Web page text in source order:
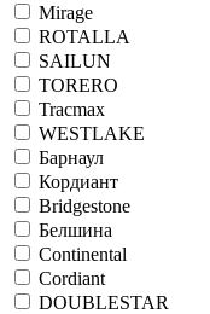
Mirage
ROTALLA
SAILUN
TORERO
Tracmax
WESTLAKE
Барнаул
Кордиант
Bridgestone
Белшина
Continental
Cordiant
DOUBLESTAR